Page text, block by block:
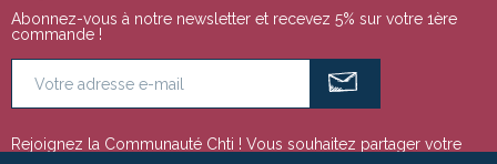
Abonnez-vous à notre newsletter et recevez 5% sur votre 1ère
commande !
Rejoignez la Communauté Chti ! Vous souhaitez partager votre